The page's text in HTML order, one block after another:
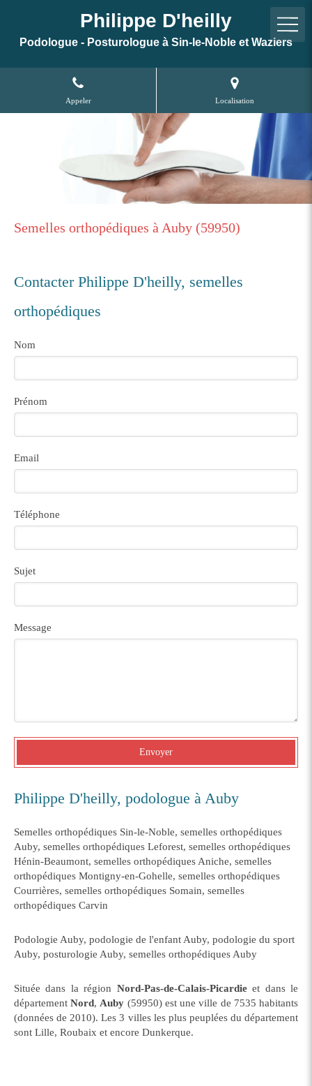
Philippe D'heilly
Podologue - Posturologue à Sin-le-Noble et Waziers
Appeler Localisation
Semelles orthopédiques à Auby (59950)
Contacter Philippe D'heilly, semelles
orthopédiques
Nom
Prénom
Email
Téléphone
Sujet
Message
Envoyer
Philippe D'heilly, podologue à Auby
Semelles orthopédiques Sin-le-Noble, semelles orthopédiques
Auby, semelles orthopédiques Leforest, semelles orthopédiques
Hénin-Beaumont, semelles orthopédiques Aniche, semelles
orthopédiques Montigny-en-Gohelle, semelles orthopédiques
Courrières, semelles orthopédiques Somain, semelles
orthopédiques Carvin
Podologie Auby, podologie de l'enfant Auby, podologie du sport
Auby, posturologie Auby, semelles orthopédiques Auby
Située dans la région Nord-Pas-de-Calais-Picardieet dans le
départementNord, Auby (59950) est une ville de 7535 habitants
(données de 2010). Les 3 villes les plus peuplées du département
sont Lille, Roubaix et encore Dunkerque.